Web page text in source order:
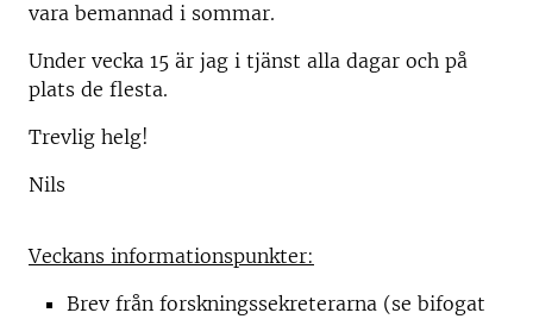
vara bemannad i sommar.
Under vecka 15 är jag i tjänst alla dagar och på
plats de flesta.
Trevlig helg!
Nils
Veckans informationspunkter:
Brev från forskningssekreterarna (se bifogat